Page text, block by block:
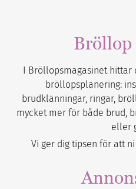
Bröllop
I Bröllopsmagasinet
bröllopsplanering:
brudklänningar, ringar,
mycket mer för både brud,
eller
Vi ger dig tipsen för att